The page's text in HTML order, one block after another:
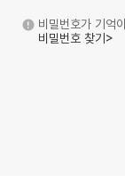
비밀번호가 기억
비밀번호 찾기>